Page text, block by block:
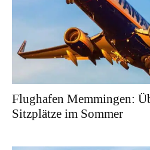
Flughafen Memmingen:
Sitzplätze im Sommer